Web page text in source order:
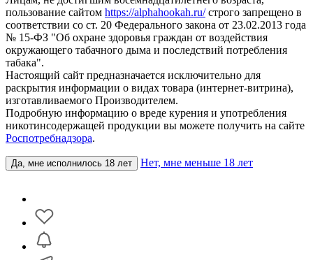
пользование сайтом https://alphahookah.ru/строго запрещено в
соответствии со ст. 20 Федерального закона от 23.02.2013 года
№ 15-ФЗ "Об охране здоровья граждан от воздействия
окружающего табачного дыма и последствий потребления
табака".
Настоящий сайт предназначается исключительно для
раскрытия информации о видах товара (интернет-витрина),
изготавливаемого Производителем.
Подробную информацию о вреде курения и употребления
никотинсодержащей продукции вы можете получить на сайте
Роспотребнадзора.
Да, мне исполнилось 18 лет Нет, мне меньше 18 лет